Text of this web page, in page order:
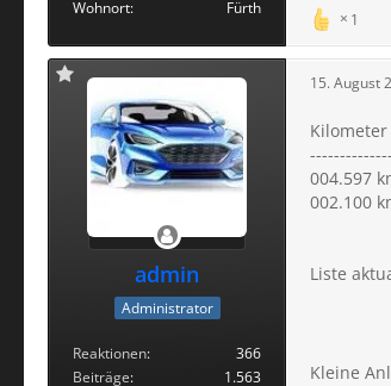
Wohnort
Fürth
1
admin
Administrator
Reaktionen
366
Beiträge
1.563
15. August
004.597
002.100
Liste
Kleine